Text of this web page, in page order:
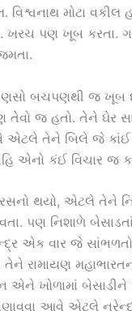
વિશ્વનાથ મોટા
ખરચ પણ ખૂબ કરતા.
બચપણથી જ ખૂબ
તેવો જ હતો. તેને ઘેર
એટલે તેને બિલે જે
એનો કંઈ વિચાર જ
થયો, એટલે તેને
પણ નિશાળે
એક વાર જે
રામાયણ
એને ખોળામાં
આવે એટલે